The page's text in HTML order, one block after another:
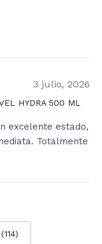
3 julio, 2026
HYDRA 500 ML
excelente estado,
Totalmente